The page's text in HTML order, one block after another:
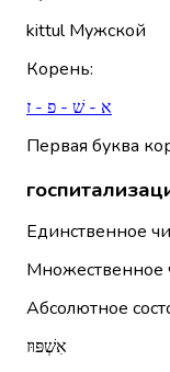
kittul Мужской
Корень:
א - שׁ - פ - ז
Первая буква
Единственное
Множественное
Абсолютное
אִשְׁפּוּז